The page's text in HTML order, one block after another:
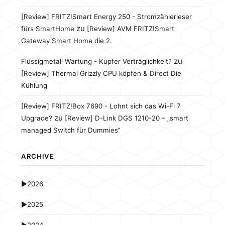
[Review] FRITZ!Smart Energy 250 - Stromzählerleser
fürs SmartHome zu [Review] AVM FRITZ!Smart
Gateway Smart Home die 2.
Flüssigmetall Wartung - Kupfer Verträglichkeit? zu
[Review] Thermal Grizzly CPU köpfen & Direct Die
Kühlung
[Review] FRITZ!Box 7690 - Lohnt sich das Wi-Fi 7
Upgrade? zu [Review] D-Link DGS 1210-20 – „smart
managed Switch für Dummies“
ARCHIVE
►2026
►2025